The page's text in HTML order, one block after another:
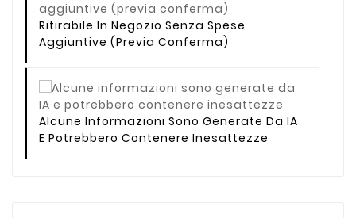
Ritirabile In Negozio Senza Spese
Aggiuntive (previa Conferma)
Alcune Informazioni Sono Generate Da IA
E Potrebbero Contenere Inesattezze